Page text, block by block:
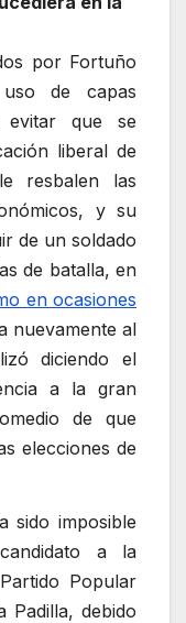
por Fortuño
de capas
evitar que se
liberal de
resbalen las
y su
de un soldado
de batalla, en
en ocasiones
nuevamente al
diciendo el
a la gran
de que
elecciones de
sido imposible
a la
Popular
Padilla, debido